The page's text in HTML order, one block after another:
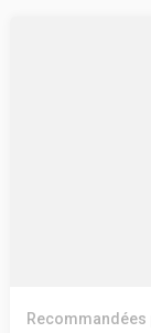
Recommandées